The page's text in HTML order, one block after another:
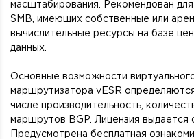
масштабирования. Рекомендован для
SMB, имеющих собственные или
вычислительные ресурсы на базе
данных.
Основные возможности
маршрутизатора vESR
числе производительность,
маршрутов BGP. Лицензия выдается
Предусмотрена бесплатная